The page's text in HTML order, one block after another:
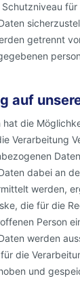
getrennt
auf
hat die
Verarbeitung
dabei an
werden,
die für die
Person
werden
die
und